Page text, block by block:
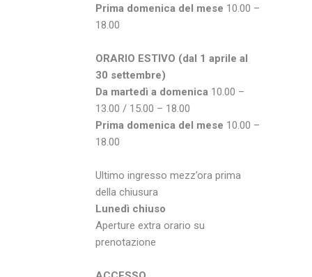
Prima domenica del mese 10.00 –
18.00
ORARIO ESTIVO (dal 1 aprile al
30 settembre)
Da martedì a domenica 10.00 –
13.00 / 15.00 – 18.00
Prima domenica del mese 10.00 –
18.00
Ultimo ingresso mezz’ora prima
della chiusura
Lunedì chiuso
Aperture extra orario su
prenotazione